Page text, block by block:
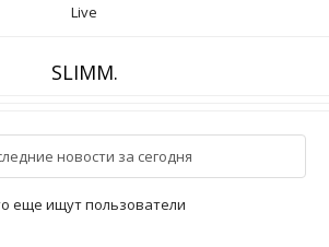
Live
SLIMM.
новости за сегодня
еще ищут пользователи